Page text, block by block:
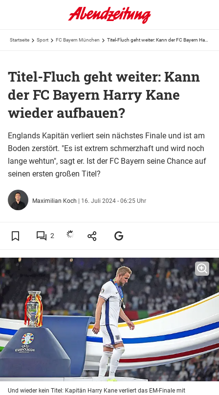
Startseite Sport FC Bayern München
Titel-Fluch geht weiter: Kann
der FC Bayern Harry Kane
wieder aufbauen?
Englands Kapitän verliert sein nächstes Finale und ist am
Boden zerstört. "Es ist extrem schmerzhaft und wird noch
lange wehtun", sagt er. Ist der FC Bayern seine Chance auf
seinen ersten großen Titel?
Maximilian Koch | 16. Juli 2024 - 06:25 Uhr
2
Und wieder kein Titel: Kapitän Harry Kane verliert das EM-Finale mit